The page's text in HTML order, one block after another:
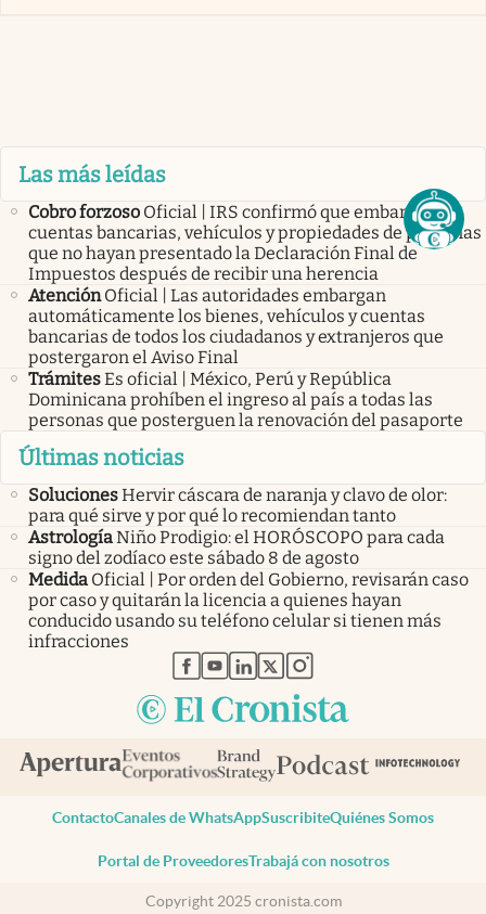
Las más leídas
Cobro forzoso Oficial | IRS confirmó que embargará
cuentas bancarias, vehículos y propiedades de personas
que no hayan presentado la Declaración Final de
Impuestos después de recibir una herencia
Atención Oficial | Las autoridades embargan
automáticamente los bienes, vehículos y cuentas
bancarias de todos los ciudadanos y extranjeros que
postergaron el Aviso Final
TrámitesEs oficial | México, Perú y República
Dominicana prohíben el ingreso al país a todas las
personas que posterguen la renovación del pasaporte
Últimas noticias
SolucionesHervir cáscara de naranja y clavo de olor:
para qué sirve y por qué lo recomiendan tanto
AstrologíaNiño Prodigio: el HORÓSCOPO para cada
signo del zodíaco este sábado 8 de agosto
Medida Oficial | Por orden del Gobierno, revisarán caso
por caso y quitarán la licencia a quienes hayan
conducido usando su teléfono celular si tienen más
infracciones
abre en nueva pestaña
abre en nueva pestaña
abre en nueva pestaña
abre en nueva pestaña
abre en nueva pestaña
ContactoCanales de WhatsAppSuscribiteQuiénes Somos
Portal de ProveedoresTrabajá con nosotros
Copyright 2025 cronista.com